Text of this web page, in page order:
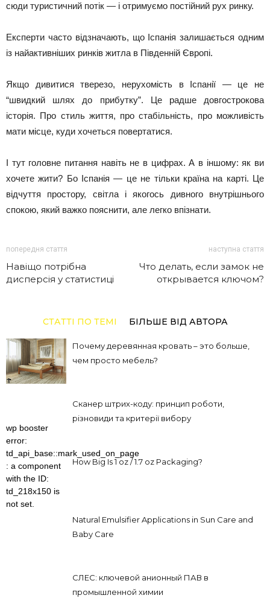
сюди туристичний потік — і отримуємо постійний рух ринку.
Експерти часто відзначають, що Іспанія залишається одним
із найактивніших ринків житла в Південній Європі.
Якщо дивитися тверезо, нерухомість в Іспанії — це не
“швидкий шлях до прибутку”. Це радше довгострокова
історія. Про стиль життя, про стабільність, про можливість
мати місце, куди хочеться повертатися.
І тут головне питання навіть не в цифрах. А в іншому: як ви
хочете жити? Бо Іспанія — це не тільки країна на карті. Це
відчуття простору, світла і якогось дивного внутрішнього
спокою, який важко пояснити, але легко впізнати.
попередня стаття
Навіщо потрібна
дисперсія у статистиці
наступна стаття
Что делать, если замок не
открывается ключом?
СТАТТІ ПО ТЕМІ БІЛЬШЕ ВІД АВТОРА
Почему деревянная кровать – это больше,
чем просто мебель?
wp booster
error:
td_api_base::mark_used_on_page
: a component
with the ID:
td_218x150 is
not set.
Сканер штрих-коду: принцип роботи,
різновиди та критерії вибору
How Big Is 1 oz / 1.7 oz Packaging?
Natural Emulsifier Applications in Sun Care and
Baby Care
СЛЕС: ключевой анионный ПАВ в
промышленной химии